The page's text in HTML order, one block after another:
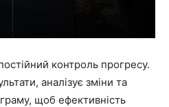
контроль прогресу.
аналізує зміни та
щоб ефективність